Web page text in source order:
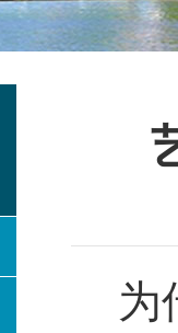
为